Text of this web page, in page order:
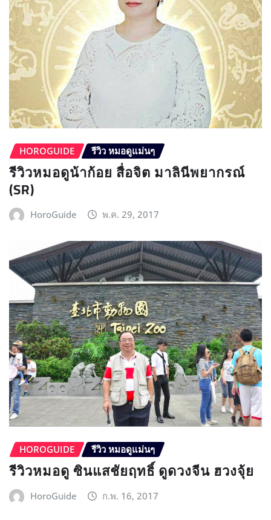
HOROGUIDE รีวิว หมอดูแม่นๆ
รีวิวหมอดูน้าก้อย สื่อจิต มาลินีพยากรณ์
(SR)
HoroGuide พ.ค. 29, 2017
HOROGUIDE รีวิว หมอดูแม่นๆ
รีวิวหมอดู ซินแสชัยฤทธิ์ ดูดวงจีน ฮวงจุ้ย
HoroGuide ก.พ. 16, 2017